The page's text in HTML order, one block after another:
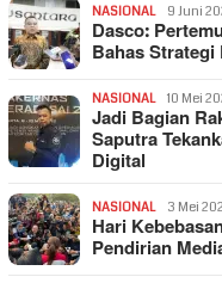
NASIONAL 9 Juni
Dasco:
Bahas
NASIONAL 10 Mei
Jadi Bagian
Saputra
Digital
NASIONAL 3 Mei
Hari
Pendirian